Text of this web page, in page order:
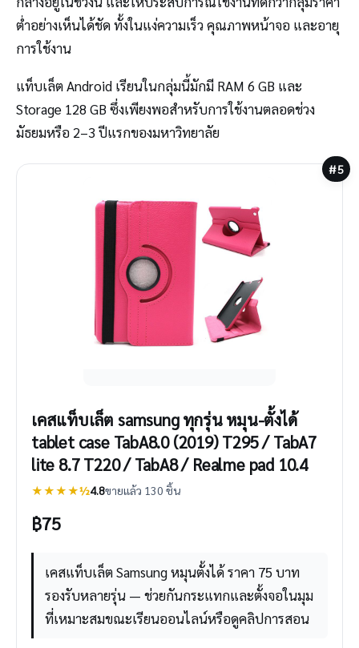
ต่ำอย่างเห็นได้ชัด ทั้งในแง่ความเร็ว คุณภาพหน้าจอ และอายุ
การใช้งาน
แท็บเล็ต Android เรียนในกลุ่มนี้มักมี RAM 6 GB และ
Storage 128 GB ซึ่งเพียงพอสำหรับการใช้งานตลอดช่วง
มัธยมหรือ 2–3 ปีแรกของมหาวิทยาลัย
#5
เคสแท็บเล็ต samsung ทุกรุ่น หมุน-ตั้งได้
tablet case TabA8.0 (2019) T295 / TabA7
lite 8.7 T220 / TabA8 / Realme pad 10.4
★★★★½4.8ขายแล้ว 130 ชิ้น
฿75
เคสแท็บเล็ต Samsung หมุนตั้งได้ ราคา 75 บาท
รองรับหลายรุ่น — ช่วยกันกระแทกและตั้งจอในมุม
ที่เหมาะสมขณะเรียนออนไลน์หรือดูคลิปการสอน